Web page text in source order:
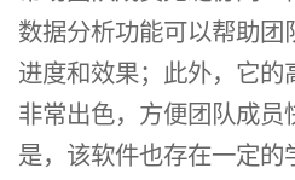
数据分析功能可以帮助团
进度和效果；此外，它的
非常出色，方便团队成员
是，该软件也存在一定的